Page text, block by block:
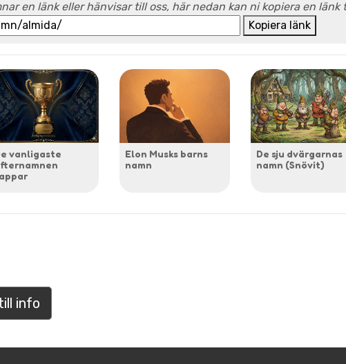
en länk eller hänvisar till oss, här nedan kan ni kopiera en länk
Kopiera länk
vanligaste
Elon Musks barns
namn
De sju dvärgarnas
namn (Snövit)
info